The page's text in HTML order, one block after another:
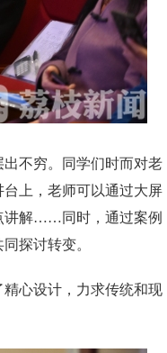
不穷。同学们时而对老
上，老师可以通过大屏
讲解……同时，通过案例
探讨转变。
心设计，力求传统和现